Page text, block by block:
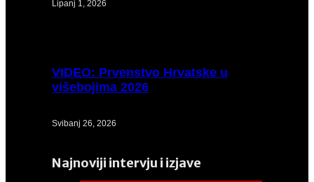
Lipanj 1, 2026
VIDEO: Prvenstvo Hrvatske u
višebojima 2026
Svibanj 26, 2026
Najnoviji intervju i izjave